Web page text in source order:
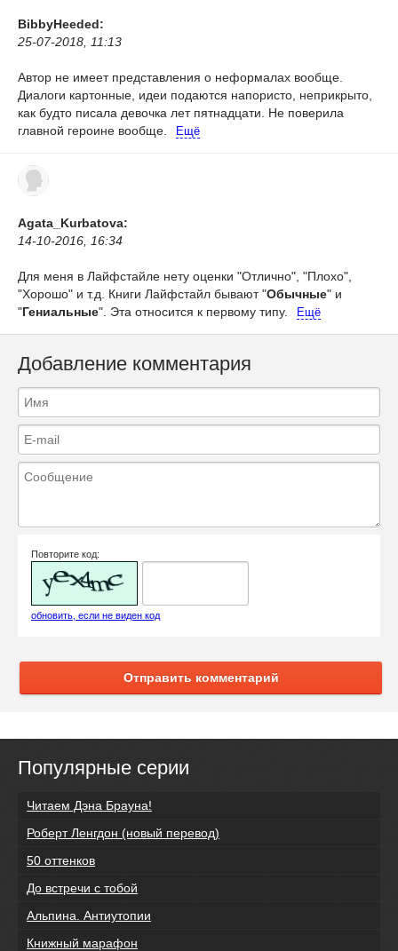
BibbyHeeded:
25-07-2018, 11:13
Автор не имеет представления о неформалах вообще.
Диалоги картонные, идеи подаются напористо, неприкрыто,
как будто писала девочка лет пятнадцати. Не поверила
главной героине вообще.
Ещё
Agata_Kurbatova:
14-10-2016, 16:34
Для меня в Лайфстайле нету оценки "Отлично", "Плохо",
"Хорошо" и т.д. Книги Лайфстайл бывают "Обычные" и
"Гениальные". Эта относится к первому типу. Ещё
Добавление комментария
Повторите код:
обновить, если не виден код
Отправить комментарий
Популярные серии
Читаем Дэна Брауна!
Роберт Ленгдон (новый перевод)
50 оттенков
До встречи с тобой
Альпина. Антиутопии
Книжный марафон